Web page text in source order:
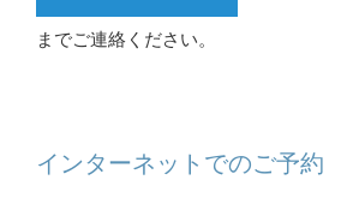
までご連絡ください。
インターネットでのご予約